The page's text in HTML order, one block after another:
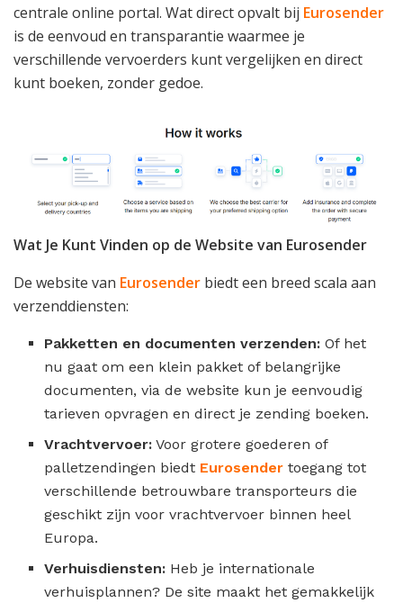
centrale online portal. Wat direct opvalt bij Eurosender
is de eenvoud en transparantie waarmee je
verschillende vervoerders kunt vergelijken en direct
kunt boeken, zonder gedoe.
Wat Je Kunt Vinden op de Website van Eurosender
De website van Eurosender biedt een breed scala aan
verzenddiensten:
Pakketten en documenten verzenden: Of het
nu gaat om een klein pakket of belangrijke
documenten, via de website kun je eenvoudig
tarieven opvragen en direct je zending boeken.
Vrachtvervoer: Voor grotere goederen of
palletzendingen biedt Eurosender toegang tot
verschillende betrouwbare transporteurs die
geschikt zijn voor vrachtvervoer binnen heel
Europa.
Verhuisdiensten: Heb je internationale
verhuisplannen? De site maakt het gemakkelijk